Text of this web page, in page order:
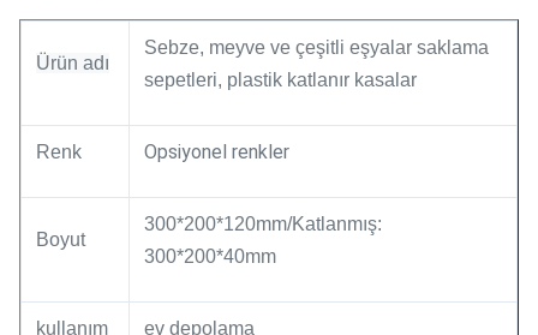
Ürün adı
Sebze, meyve ve çeşitli eşyalar saklama
sepetleri, plastik katlanır kasalar
Renk Opsiyonel renkler
Boyut
300*200*120mm/Katlanmış:
300*200*40mm
kullanım ev depolama